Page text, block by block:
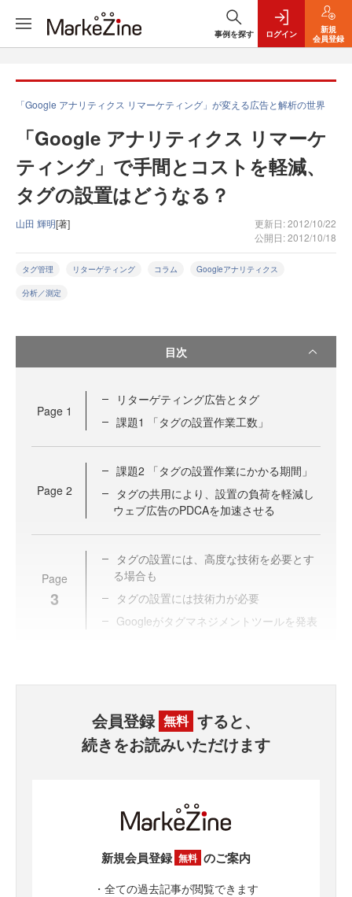
事例を探す ログイン
新規
会員登録
「Google アナリティクス リマーケティング」が変える広告と解析の世界
「Google アナリティクス リマーケ
ティング」で手間とコストを軽減、
タグの設置はどうなる？
山田 輝明[著]
更新日: 2012/10/22
公開日: 2012/10/18
タグ管理 リターゲティング コラム Googleアナリティクス
分析／測定
目次
Page 1
リターゲティング広告とタグ
課題1 「タグの設置作業工数」
Page 2
課題2 「タグの設置作業にかかる期間」
タグの共用により、設置の負荷を軽減し
ウェブ広告のPDCAを加速させる
Page
3
タグの設置には、高度な技術を必要とす
る場合も
タグの設置には技術力が必要
Googleがタグマネジメントツールを発表
会員登録 無料 すると、
続きをお読みいただけます
新規会員登録 無料 のご案内
・全ての過去記事が閲覧できます